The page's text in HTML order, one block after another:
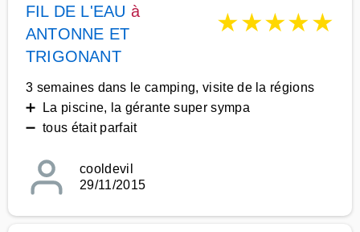
FIL DE L'EAU à
ANTONNE ET
TRIGONANT
★★★★★
3 semaines dans le camping, visite de la régions
➕ La piscine, la gérante super sympa
➖ tous était parfait
cooldevil
29/11/2015